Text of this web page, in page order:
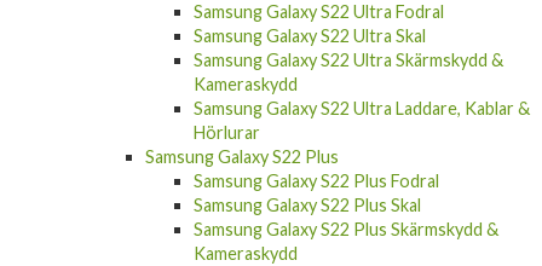
Samsung Galaxy S22 Ultra Fodral
Samsung Galaxy S22 Ultra Skal
Samsung Galaxy S22 Ultra Skärmskydd &
Kameraskydd
Samsung Galaxy S22 Ultra Laddare, Kablar &
Hörlurar
Samsung Galaxy S22 Plus
Samsung Galaxy S22 Plus Fodral
Samsung Galaxy S22 Plus Skal
Samsung Galaxy S22 Plus Skärmskydd &
Kameraskydd